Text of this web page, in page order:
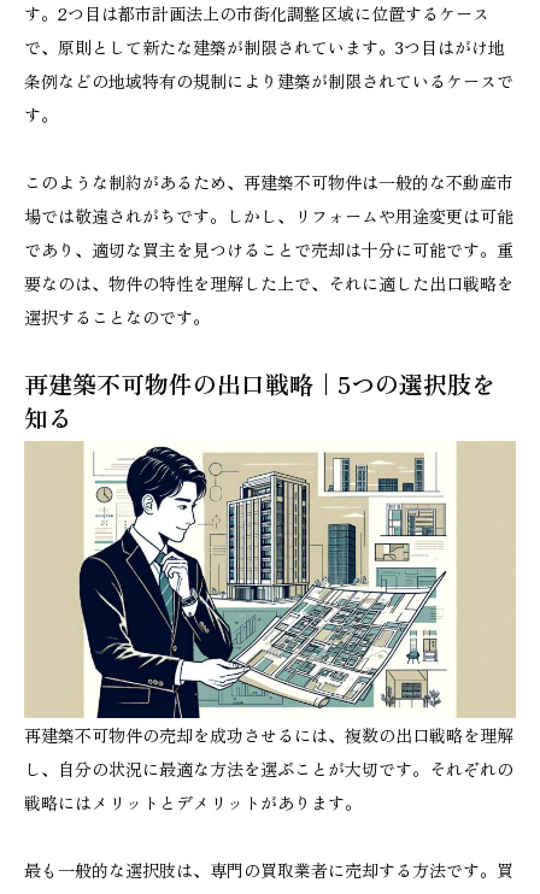
す。2つ目は都市計画法上の市街化調整区域に位置するケース
で、原則として新たな建築が制限されています。3つ目はがけ地
条例などの地域特有の規制により建築が制限されているケースで
す。
このような制約があるため、再建築不可物件は一般的な不動産市
場では敬遠されがちです。しかし、リフォームや用途変更は可能
であり、適切な買主を見つけることで売却は十分に可能です。重
要なのは、物件の特性を理解した上で、それに適した出口戦略を
選択することなのです。
再建築不可物件の出口戦略｜5つの選択肢を
知る
再建築不可物件の売却を成功させるには、複数の出口戦略を理解
し、自分の状況に最適な方法を選ぶことが大切です。それぞれの
戦略にはメリットとデメリットがあります。
最も一般的な選択肢は、専門の買取業者に売却する方法です。買